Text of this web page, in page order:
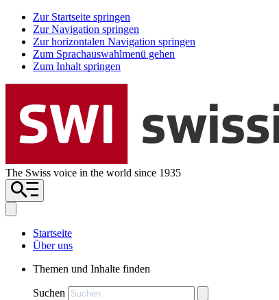
Zur Startseite springen
Zur Navigation springen
Zur horizontalen Navigation springen
Zum Sprachauswahlmenü gehen
Zum Inhalt springen
The Swiss voice in the world since 1935
Startseite
Über uns
Themen und Inhalte finden
Suchen